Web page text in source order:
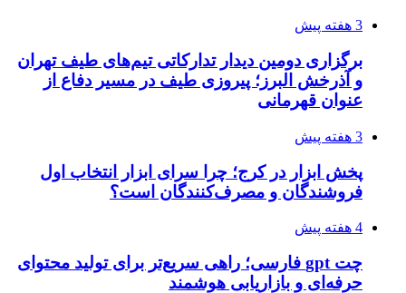
3 هفته پیش
برگزاری دومین دیدار تدارکاتی تیم‌های طیف تهران
و آذرخش البرز؛ پیروزی طیف در مسیر دفاع از
عنوان قهرمانی
3 هفته پیش
پخش ابزار در کرج؛ چرا سرای ابزار انتخاب اول
فروشندگان و مصرف‌کنندگان است؟
4 هفته پیش
چت gpt فارسی؛ راهی سریع‌تر برای تولید محتوای
حرفه‌ای و بازاریابی هوشمند